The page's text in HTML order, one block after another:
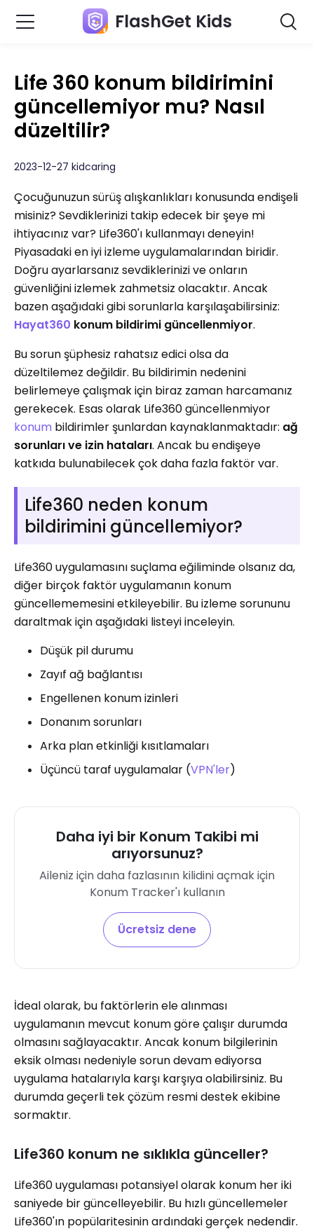
FlashGet Kids
Life 360 konum bildirimini
güncellemiyor mu? Nasıl
düzeltilir?
2023-12-27 kidcaring
Çocuğunuzun sürüş alışkanlıkları konusunda endişeli
misiniz? Sevdiklerinizi takip edecek bir şeye mi
ihtiyacınız var? Life360'ı kullanmayı deneyin!
Piyasadaki en iyi izleme uygulamalarından biridir.
Doğru ayarlarsanız sevdiklerinizi ve onların
güvenliğini izlemek zahmetsiz olacaktır. Ancak
bazen aşağıdaki gibi sorunlarla karşılaşabilirsiniz:
Hayat360 konum bildirimi güncellenmiyor.
Bu sorun şüphesiz rahatsız edici olsa da
düzeltilemez değildir. Bu bildirimin nedenini
belirlemeye çalışmak için biraz zaman harcamanız
gerekecek. Esas olarak Life360 güncellenmiyor
konum bildirimler şunlardan kaynaklanmaktadır: ağ
sorunları ve izin hataları. Ancak bu endişeye
katkıda bulunabilecek çok daha fazla faktör var.
Life360 neden konum
bildirimini güncellemiyor?
Life360 uygulamasını suçlama eğiliminde olsanız da,
diğer birçok faktör uygulamanın konum
güncellememesini etkileyebilir. Bu izleme sorununu
daraltmak için aşağıdaki listeyi inceleyin.
Düşük pil durumu
Zayıf ağ bağlantısı
Engellenen konum izinleri
Donanım sorunları
Arka plan etkinliği kısıtlamaları
Üçüncü taraf uygulamalar (VPN'ler)
Daha iyi bir Konum Takibi mi
arıyorsunuz?
Aileniz için daha fazlasının kilidini açmak için
Konum Tracker'ı kullanın
Ücretsiz dene
İdeal olarak, bu faktörlerin ele alınması
uygulamanın mevcut konum göre çalışır durumda
olmasını sağlayacaktır. Ancak konum bilgilerinin
eksik olması nedeniyle sorun devam ediyorsa
uygulama hatalarıyla karşı karşıya olabilirsiniz. Bu
durumda geçerli tek çözüm resmi destek ekibine
sormaktır.
Life360 konum ne sıklıkla günceller?
Life360 uygulaması potansiyel olarak konum her iki
saniyede bir güncelleyebilir. Bu hızlı güncellemeler
Life360'ın popülaritesinin ardındaki gerçek nedendir.